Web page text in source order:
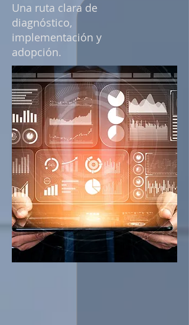
Una ruta clara de
diagnóstico,
implementación y
adopción.